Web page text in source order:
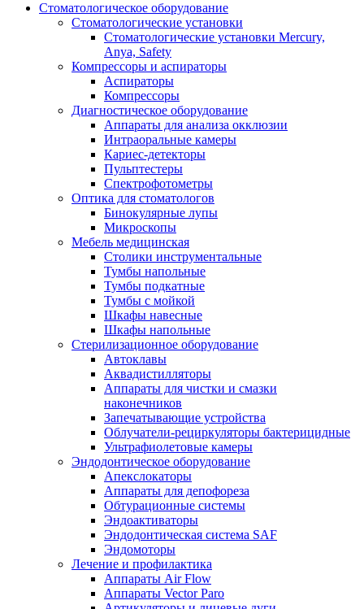
Стоматологическое оборудование
Стоматологические установки
Стоматологические установки Mercury,
Anya, Safety
Компрессоры и аспираторы
Аспираторы
Компрессоры
Диагностическое оборудование
Аппараты для анализа окклюзии
Интраоральные камеры
Кариес-детекторы
Пульптестеры
Спектрофотометры
Оптика для стоматологов
Бинокулярные лупы
Микроскопы
Мебель медицинская
Столики инструментальные
Тумбы напольные
Тумбы подкатные
Тумбы с мойкой
Шкафы навесные
Шкафы напольные
Стерилизационное оборудование
Автоклавы
Аквадистилляторы
Аппараты для чистки и смазки
наконечников
Запечатывающие устройства
Облучатели-рециркуляторы бактерицидные
Ультрафиолетовые камеры
Эндодонтическое оборудование
Апекслокаторы
Аппараты для депофореза
Обтурационные системы
Эндоактиваторы
Эндодонтическая система SAF
Эндомоторы
Лечение и профилактика
Аппараты Air Flow
Аппараты Vector Paro